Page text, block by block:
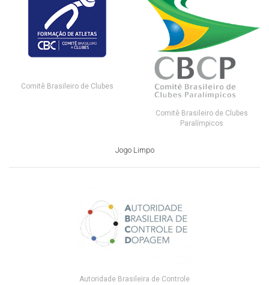
Comitê Brasileiro de Clubes
Comitê Brasileiro de Clubes
Paralímpicos
Jogo Limpo
Autoridade Brasileira de Controle